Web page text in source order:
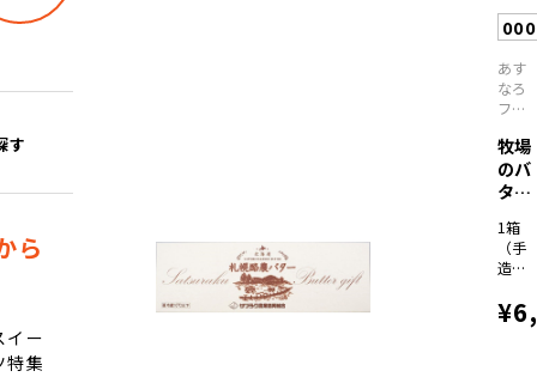
す
ら
イー
特集
あす
なろ
ファ
ング
牧場
のバ
ター
チー
ズ...
1箱
（手
造り
ー